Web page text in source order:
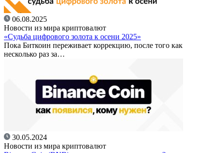
06.08.2025
Новости из мира криптовалют
«Судьба цифрового золота к осени 2025»
Пока Биткоин переживает коррекцию, после того как
несколько раз за…
30.05.2024
Новости из мира криптовалют